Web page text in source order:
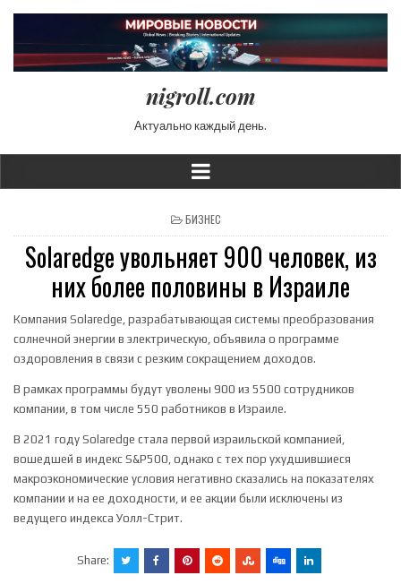
nigroll.com
Актуально каждый день.
POSTED IN
БИЗНЕС
Solaredge увольняет 900 человек, из
них более половины в Израиле
Компания Solaredge, разрабатывающая системы преобразования
солнечной энергии в электрическую, объявила о программе
оздоровления в связи с резким сокращением доходов.
В рамках программы будут уволены 900 из 5500 сотрудников
компании, в том числе 550 работников в Израиле.
В 2021 году Solaredge стала первой израильской компанией,
вошедшей в индекс S&P500, однако с тех пор ухудшившиеся
макроэкономические условия негативно сказались на показателях
компании и на ее доходности, и ее акции были исключены из
ведущего индекса Уолл-Стрит.
Share: